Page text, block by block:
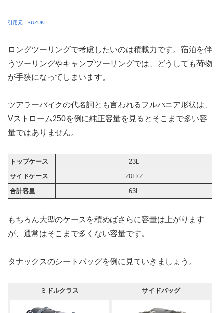
引用元：SUZUKI
ロングツーリングで考慮したいのは積載力です。宿泊を伴
うツーリングやキャンプツーリングでは、どうしても荷物
が手狭になってしまいます。
ツアラーバイクの代名詞とも言われるフルパニア形状は、
Vストローム250を例に純正容量を見るとそこまで多い容
量ではありません。
トップケース
23L
サイドケース
20L×2
合計容量
63L
もちろん大型のケースを積めばさらに容量は上がります
が、通常はそこまで多くない容量です。
タナックスのシートバッグを例に見ていきましょう。
ミドルクラス サイドバッグ